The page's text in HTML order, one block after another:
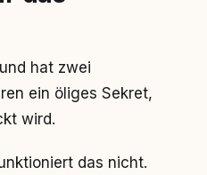
hat zwei
ein öliges Sekret,
wird.
das nicht.